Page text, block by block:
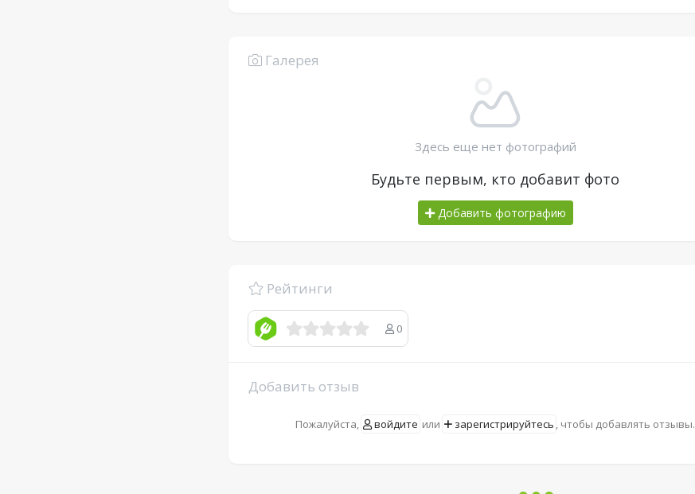
Галерея
Здесь еще нет фотографий
Будьте первым, кто добавит фото
Добавить фотографию
Рейтинги
0
Добавить отзыв
Пожалуйста, войдите или зарегистрируйтесь , чтобы добавлять отзывы.